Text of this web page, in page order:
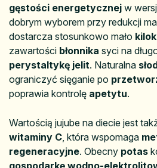
gęstości energetycznej w
dobrym wyborem przy redukcji
dostarcza stosunkowo mało
zawartości błonnika syci na
perystaltykę jelit. Naturalna
ograniczyć sięganie po
poprawia kontrolę apetytu.
Wartością jujube na diecie jest
witaminy C , która wspomaga
regeneracyjne. Obecny potas
gospodarkę wodno-